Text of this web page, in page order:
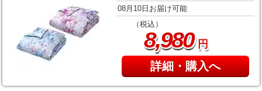
08月10日お届け可能
（税込）
8,980円
詳細・購入へ